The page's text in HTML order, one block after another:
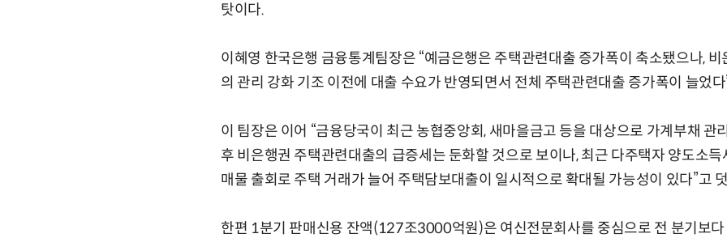
탓이다.
이혜영 한국은행 금융통계팀장은 “예금은행은 주택관련대출 증가폭이 축소됐으나,
의 관리 강화 기조 이전에 대출 수요가 반영되면서 전체 주택관련대출 증가폭이 늘었
이 팀장은 이어 “금융당국이 최근 농협중앙회, 새마을금고 등을 대상으로 가계부채 관
후 비은행권 주택관련대출의 급증세는 둔화할 것으로 보이나, 최근 다주택자 양도소득
매물 출회로 주택 거래가 늘어 주택담보대출이 일시적으로 확대될 가능성이 있다”고
한편 1분기 판매신용 잔액(127조3000억원)은 여신전문회사를 중심으로 전 분기보